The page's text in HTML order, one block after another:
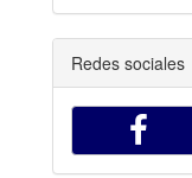
Redes sociales